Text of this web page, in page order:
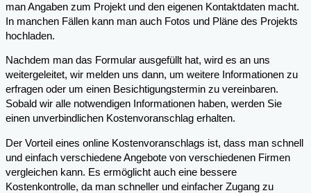
man Angaben zum Projekt und den eigenen Kontaktdaten macht.
In manchen Fällen kann man auch Fotos und Pläne des Projekts
hochladen.
Nachdem man das Formular ausgefüllt hat, wird es an uns
weitergeleitet, wir melden uns dann, um weitere Informationen zu
erfragen oder um einen Besichtigungstermin zu vereinbaren.
Sobald wir alle notwendigen Informationen haben, werden Sie
einen unverbindlichen Kostenvoranschlag erhalten.
Der Vorteil eines online Kostenvoranschlags ist, dass man schnell
und einfach verschiedene Angebote von verschiedenen Firmen
vergleichen kann. Es ermöglicht auch eine bessere
Kostenkontrolle, da man schneller und einfacher Zugang zu